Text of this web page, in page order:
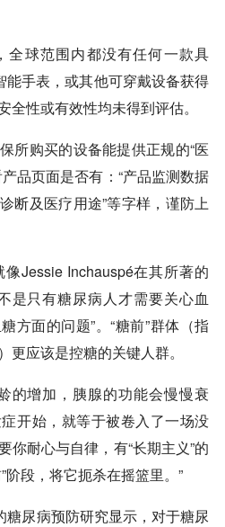
全球范围内都没有任何一款具
能手表，或其他可穿戴设备获得
性或有效性均未得到评估。
所购买的设备能提供正规的“医
品页面是否有：“产品监测数据
断及医疗用途”等字样，谨防上
Jessie Inchauspé在其所著的
是只有糖尿病人才需要关心血
方面的问题”。“糖前”群体（指
应该是控糖的关键人群。
的增加，胰腺的功能会慢慢衰
开始，就等于被卷入了一场没
你耐心与自律，有“长期主义”的
阶段，将它扼杀在摇篮里。”
尿病预防研究显示，对于糖尿